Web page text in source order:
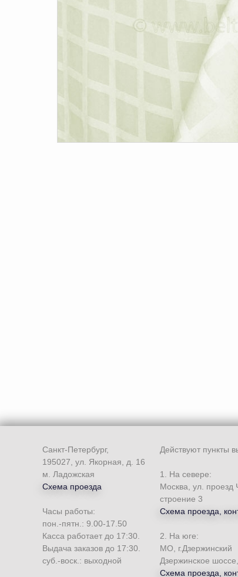
Санкт-Петербург,
195027, ул. Якорная, д. 16
м. Ладожская
Схема проезда
Часы работы:
пон.-пятн.: 9.00-17.50
Касса работает до 17:30.
Выдача заказов до 17:30.
суб.-воск.: выходной
Действуют пункты
1. На севере:
Москва, ул.
строение 3
Схема проезда,
2. На юге:
МО, г.Дзержинский
Дзержинское
Схема проезда,